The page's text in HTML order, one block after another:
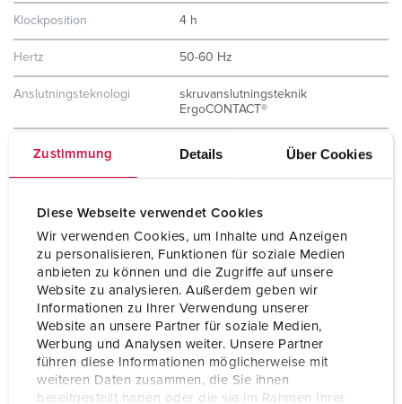
Zustimmung Details Über Cookies
Diese Webseite verwendet Cookies
Wir verwenden Cookies, um Inhalte und Anzeigen
zu personalisieren, Funktionen für soziale Medien
anbieten zu können und die Zugriffe auf unsere
Website zu analysieren. Außerdem geben wir
Informationen zu Ihrer Verwendung unserer
Website an unsere Partner für soziale Medien,
Werbung und Analysen weiter. Unsere Partner
führen diese Informationen möglicherweise mit
weiteren Daten zusammen, die Sie ihnen
bereitgestellt haben oder die sie im Rahmen Ihrer
Klockposition 4 h
Hertz 50-60 Hz
Anslutningsteknologi
skruvanslutningsteknik
ErgoCONTACT®
Kontakt
nickelpläterade kontakter
mycket värmebeständig
kontakthållare
Skyddstyp IP67 / IP69
460 g
Intyg om
överensstämmelse
VDE